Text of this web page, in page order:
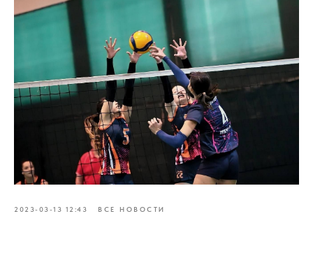
2023-03-13 12:43 ВСЕ НОВОСТИ